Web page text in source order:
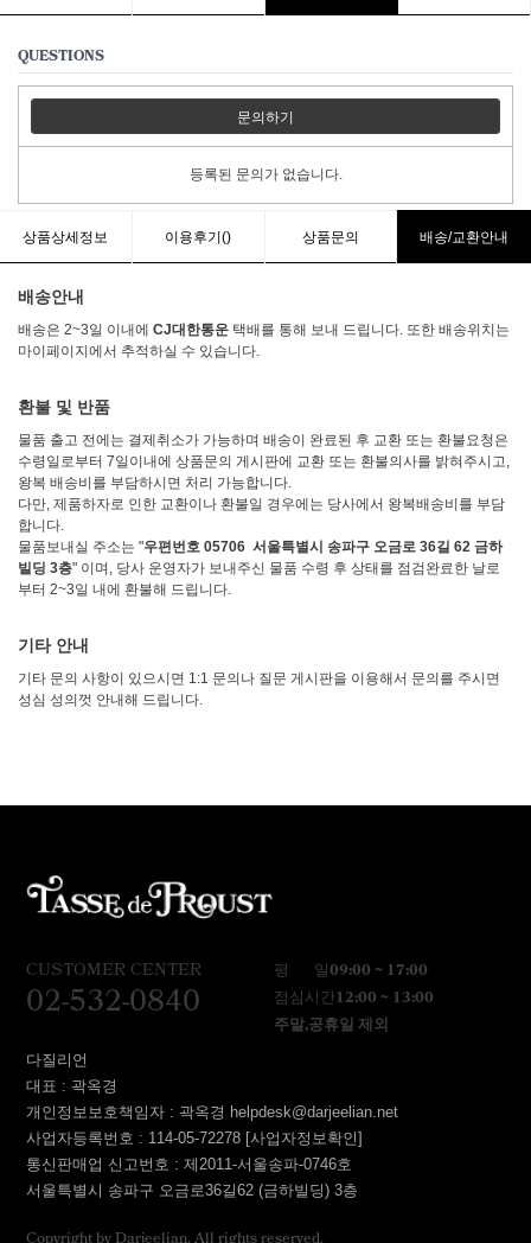
QUESTIONS
문의하기
등록된 문의가 없습니다.
상품상세정보 이용후기() 상품문의 배송/교환안내
배송안내
배송은 2~3일 이내에 CJ대한통운 택배를 통해 보내 드립니다. 또한 배송위치는
마이페이지에서 추적하실 수 있습니다.
환불 및 반품
물품 출고 전에는 결제취소가 가능하며 배송이 완료된 후 교환 또는 환불요청은
수령일로부터 7일이내에 상품문의 게시판에 교환 또는 환불의사를 밝혀주시고,
왕복 배송비를 부담하시면 처리 가능합니다.
다만, 제품하자로 인한 교환이나 환불일 경우에는 당사에서 왕복배송비를 부담
합니다.
물품보내실 주소는 "우편번호 05706 서울특별시 송파구 오금로 36길 62 금하
빌딩 3층" 이며, 당사 운영자가 보내주신 물품 수령 후 상태를 점검완료한 날로
부터 2~3일 내에 환불해 드립니다.
기타 안내
기타 문의 사항이 있으시면 1:1 문의나 질문 게시판을 이용해서 문의를 주시면
성심 성의껏 안내해 드립니다.
CUSTOMER CENTER
02-532-0840
평 일09:00 ~ 17:00
점심시간12:00 ~ 13:00
주말,공휴일 제외
다질리언
대표 : 곽옥경
개인정보보호책임자 : 곽옥경 helpdesk@darjeelian.net
사업자등록번호 : 114-05-72278 [사업자정보확인]
통신판매업 신고번호 : 제2011-서울송파-0746호
서울특별시 송파구 오금로36길62 (금하빌딩) 3층